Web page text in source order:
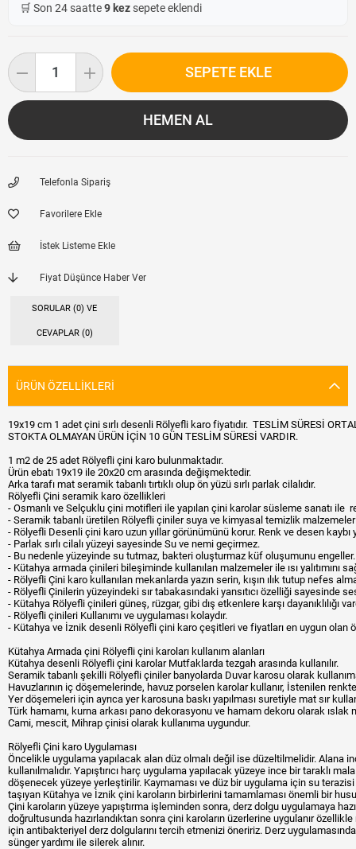
🛒 Son 24 saatte9 kezsepete eklendi
Telefonla Sipariş
Favorilere Ekle
İstek Listeme Ekle
Fiyat Düşünce Haber Ver
SORULAR (0) VE
CEVAPLAR (0)
ÜRÜN ÖZELLIKLERI
19x19 cm 1 adet çini sırlı desenli Rölyefli karo fiyatıdır. TESLİM SÜRESİ
STOKTA OLMAYAN ÜRÜN İÇİN 10 GÜN TESLİM SÜRESİ VARDIR.
1 m2 de 25 adet Rölyefli çini karo bulunmaktadır.
Ürün ebatı 19x19 ile 20x20 cm arasında değişmektedir.
Arka tarafı mat seramik tabanlı tırtıklı olup ön yüzü sırlı parlak cilalıdır.
Rölyefli Çini seramik karo özellikleri
- Osmanlı ve Selçuklu çini motifleri ile yapılan çini karolar süsleme sanatı
- Seramik tabanlı üretilen Rölyefli çiniler suya ve kimyasal temizlik
- Rölyefli Desenli çini karo uzun yıllar görünümünü korur. Renk ve desen kaybı
- Parlak sırlı cilalı yüzeyi sayesinde Su ve nemi geçirmez.
- Bu nedenle yüzeyinde su tutmaz, bakteri oluşturmaz küf oluşumunu engeller.
- Kütahya armada çinileri bileşiminde kullanılan malzemeler ile ısı yalıtımını
- Rölyefli Çini karo kullanılan mekanlarda yazın serin, kışın ılık tutup nefes
- Rölyefli Çinilerin yüzeyindeki sır tabakasındaki yansıtıcı özelliği sayesinde
- Kütahya Rölyefli çinileri güneş, rüzgar, gibi dış etkenlere karşı dayanıklılığı
- Rölyefli çinileri Kullanımı ve uygulaması kolaydır.
- Kütahya ve İznik desenli Rölyefli çini karo çeşitleri ve fiyatları en uygun olan
Kütahya Armada çini Rölyefli çini karoları kullanım alanları
Kütahya desenli Rölyefli çini karolar Mutfaklarda tezgah arasında kullanılır.
Seramik tabanlı şekilli Rölyefli çiniler banyolarda Duvar karosu olarak
Havuzlarının iç döşemelerinde, havuz porselen karolar kullanır, İstenilen
Yer döşemeleri için ayrıca yer karosuna baskı yapılması suretiyle mat sır
Türk hamamı, kurna arkası pano dekorasyonu ve hamam dekoru olarak ıslak
Cami, mescit, Mihrap çinisi olarak kullanıma uygundur.
Rölyefli Çini karo Uygulaması
Öncelikle uygulama yapılacak alan düz olmalı değil ise düzeltilmelidir. Alana
kullanılmalıdır. Yapıştırıcı harç uygulama yapılacak yüzeye ince bir taraklı
döşenecek yüzeye yerleştirilir. Kaymaması ve düz bir uygulama için su
taşıyan Kütahya ve İznik çini karoların birbirlerini tamamlaması önemli bir
Çini karoların yüzeye yapıştırma işleminden sonra, derz dolgu uygulamaya
doğrultusunda hazırlandıktan sonra çini karoların üzerlerine uygulanır
için antibakteriyel derz dolgularını tercih etmenizi öneririz. Derz
sünger yardımı ile silerek alınır.